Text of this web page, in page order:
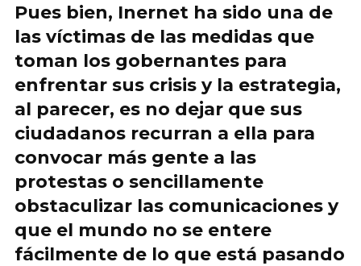
Pues bien, Inernet ha sido una de
las víctimas de las medidas que
toman los gobernantes para
enfrentar sus crisis y la estrategia,
al parecer, es no dejar que sus
ciudadanos recurran a ella para
convocar más gente a las
protestas o sencillamente
obstaculizar las comunicaciones y
que el mundo no se entere
fácilmente de lo que está pasando